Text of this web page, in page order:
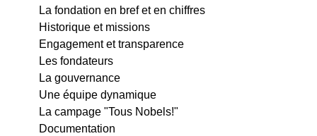
La fondation en bref et en chiffres
Historique et missions
Engagement et transparence
Les fondateurs
La gouvernance
Une équipe dynamique
La campage "Tous Nobels!"
Documentation